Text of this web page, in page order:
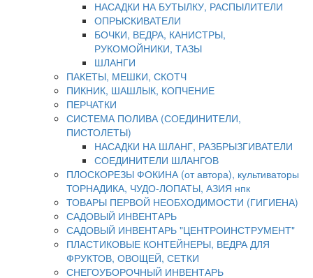
НАСАДКИ НА БУТЫЛКУ, РАСПЫЛИТЕЛИ
ОПРЫСКИВАТЕЛИ
БОЧКИ, ВЕДРА, КАНИСТРЫ,
РУКОМОЙНИКИ, ТАЗЫ
ШЛАНГИ
ПАКЕТЫ, МЕШКИ, СКОТЧ
ПИКНИК, ШАШЛЫК, КОПЧЕНИЕ
ПЕРЧАТКИ
СИСТЕМА ПОЛИВА (СОЕДИНИТЕЛИ,
ПИСТОЛЕТЫ)
НАСАДКИ НА ШЛАНГ, РАЗБРЫЗГИВАТЕЛИ
СОЕДИНИТЕЛИ ШЛАНГОВ
ПЛОСКОРЕЗЫ ФОКИНА (от автора), культиваторы
ТОРНАДИКА, ЧУДО-ЛОПАТЫ, АЗИЯ нпк
ТОВАРЫ ПЕРВОЙ НЕОБХОДИМОСТИ (ГИГИЕНА)
САДОВЫЙ ИНВЕНТАРЬ
САДОВЫЙ ИНВЕНТАРЬ "ЦЕНТРОИНСТРУМЕНТ"
ПЛАСТИКОВЫЕ КОНТЕЙНЕРЫ, ВЕДРА ДЛЯ
ФРУКТОВ, ОВОЩЕЙ, СЕТКИ
СНЕГОУБОРОЧНЫЙ ИНВЕНТАРЬ